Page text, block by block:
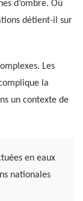
d’ombre. Où
détient-il sur
Les
la
un contexte de
en eaux
nationales